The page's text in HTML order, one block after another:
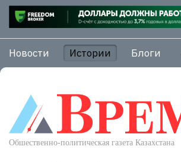
Новости Истории Блоги